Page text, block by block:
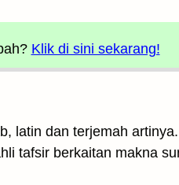
Klik di sini sekarang!
latin dan terjemah
tafsir berkaitan makna